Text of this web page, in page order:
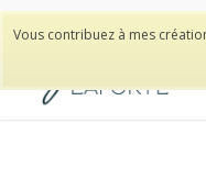
Vous contribuez à mes